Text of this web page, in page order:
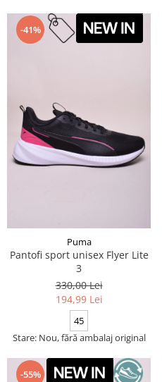
-41%
Puma
Pantofi sport unisex Flyer Lite
3
330,00 Lei
194,99 Lei
45
Stare: Nou, fără ambalaj original
-55%